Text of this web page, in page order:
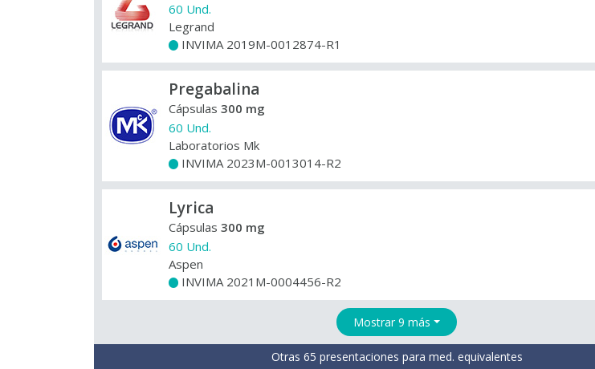
60 Und.
Legrand
INVIMA 2019M-0012874-R1
Pregabalina
Cápsulas 300 mg
60 Und.
Laboratorios Mk
INVIMA 2023M-0013014-R2
Lyrica
Cápsulas 300 mg
60 Und.
Aspen
INVIMA 2021M-0004456-R2
Mostrar 9 más
Otras 65 presentaciones para med. equivalentes